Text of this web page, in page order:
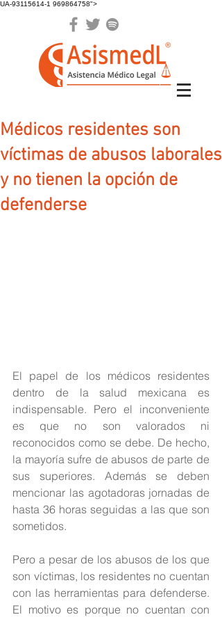
UA-93115614-1 969864758">
Médicos residentes son
víctimas de abusos laborales
y no tienen la opción de
defenderse
El papel de los médicos residentes
dentro de la salud mexicana es
indispensable. Pero el inconveniente
es que no son valorados ni
reconocidos como se debe. De hecho,
la mayoría sufre de abusos de parte de
sus superiores. Además se deben
mencionar las agotadoras jornadas de
hasta 36 horas seguidas a las que son
sometidos.
Pero a pesar de los abusos de los que
son víctimas, los residentes no cuentan
con las herramientas para defenderse.
El motivo es porque no cuentan con